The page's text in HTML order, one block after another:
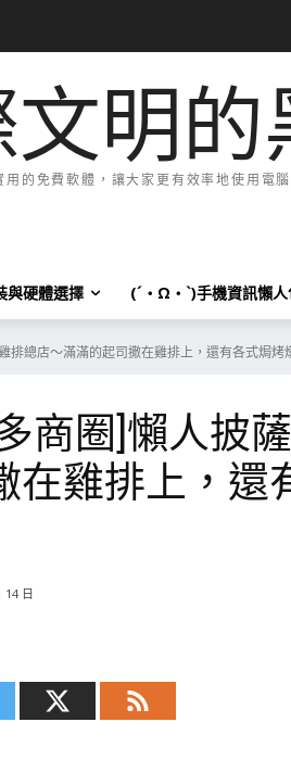
文明的
用的免費軟體，讓大家更有效率地使用電
硬體選擇 (´・Ω・`)手機資訊懶人
排總店～滿滿的起司撒在雞排上，還有各式焗烤
商圈]懶人披
在雞排上，還
14 日